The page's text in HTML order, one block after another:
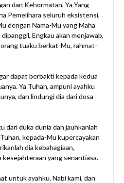
dan Kehormatan, Ya Yang
Pemelihara seluruh eksistensi,
dengan Nama-Mu yang Maha
Engkau akan menjawab,
tuaku berkat-Mu, rahmat-
dapat berbakti kepada kedua
Ya Tuhan, ampuni ayahku
dan lindungi dia dari dosa
dari duka dunia dan jauhkanlah
kepada-Mu kupercayakan
dia kebahagiaan,
yang senantiasa.
untuk ayahku, Nabi kami, dan